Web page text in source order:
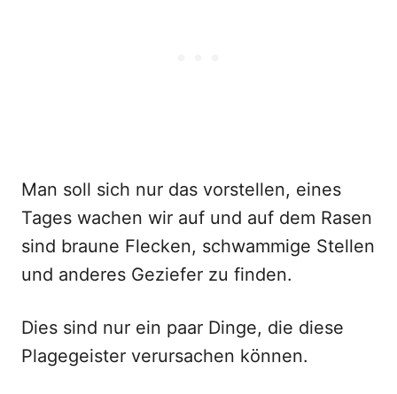
Man soll sich nur das vorstellen, eines
Tages wachen wir auf und auf dem Rasen
sind braune Flecken, schwammige Stellen
und anderes Geziefer zu finden.
Dies sind nur ein paar Dinge, die diese
Plagegeister verursachen können.